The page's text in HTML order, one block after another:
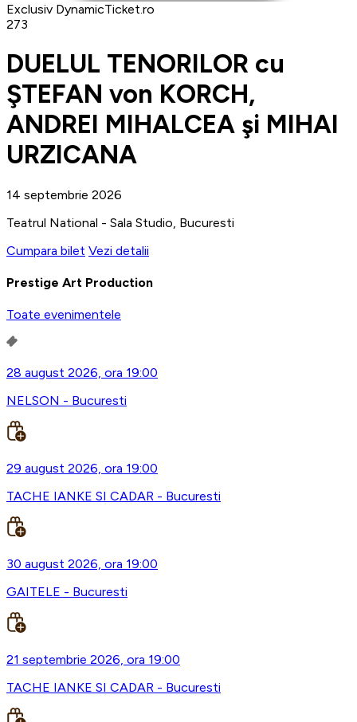
Exclusiv DynamicTicket.ro
273
DUELUL TENORILOR cu
ŞTEFAN von KORCH,
ANDREI MIHALCEA şi MIHAI
URZICANA
14 septembrie 2026
Teatrul National - Sala Studio, Bucuresti
Cumpara bilet Vezi detalii
Prestige Art Production
Toate evenimentele
28 august 2026, ora 19:00
NELSON - Bucuresti
29 august 2026, ora 19:00
TACHE IANKE SI CADAR - Bucuresti
30 august 2026, ora 19:00
GAITELE - Bucuresti
21 septembrie 2026, ora 19:00
TACHE IANKE SI CADAR - Bucuresti